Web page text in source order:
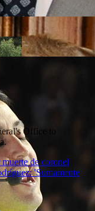
Office to
de coronel
'Sumamente